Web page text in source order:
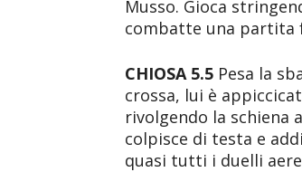
Musso. Gioca
combatte una partita
CHIOSA 5.5 Pesa la
crossa, lui è
rivolgendo la schiena
colpisce di testa e
quasi tutti i duelli